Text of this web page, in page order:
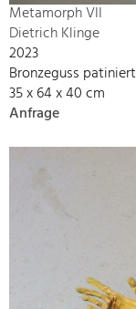
Metamorph VII
Dietrich Klinge
2023
Bronzeguss patiniert
35 x 64 x 40 cm
Anfrage